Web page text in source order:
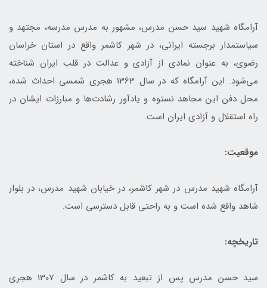
آرامگاه شهید سید حسن مدرس، مشهور به مدرس مدرسه، مجتهد و
سیاستمدار برجسته ایرانی، در شهر کاشمر واقع در استان خراسان
رضوی، به عنوان نمادی از آزادی و عدالت در قلب ایران شناخته
می‌شود. این آرامگاه که در سال 1363 هجری شمسی احداث شده،
محل دفن این مجاهد نستوه و یادآور رشادت‌ها و مبارزات ایشان در
راه استقلال و آزادی ایران است.
موقعیت:
آرامگاه شهید مدرس در شهر کاشمر، در خیابان شهید مدرس، در بلوار
شاهد واقع شده است و به راحتی قابل دسترسی است.
تاریخچه:
سید حسن مدرس پس از تبعید به کاشمر در سال 1307 هجری